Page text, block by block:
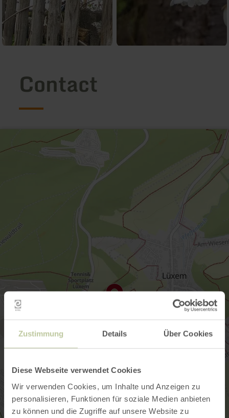
Zustimmung Details Über Cookies
Diese Webseite verwendet Cookies
Wir verwenden Cookies, um Inhalte und Anzeigen zu
personalisieren, Funktionen für soziale Medien anbieten
zu können und die Zugriffe auf unsere Website zu
Contact